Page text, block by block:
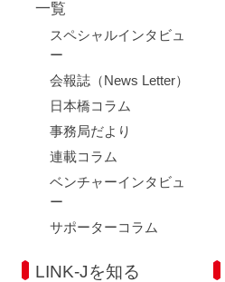
一覧
スペシャルインタビュ
ー
会報誌（News Letter）
日本橋コラム
事務局だより
連載コラム
ベンチャーインタビュ
ー
サポーターコラム
LINK-Jを知る